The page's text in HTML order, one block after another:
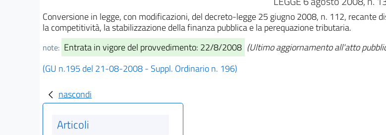
Conversione in legge, con modificazioni, del decreto-legge 25 giugno 2008, n. 112, recante
la competitività, la stabilizzazione della finanza pubblica e la perequazione tributaria.
note: Entrata in vigore del provvedimento: 22/8/2008 (Ultimo aggiornamento all'atto
(GU n.195 del 21-08-2008 - Suppl. Ordinario n. 196)
nascondi
Articoli